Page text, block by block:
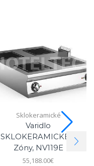
Sklokeramické
Varidlo
SKLOKERAMICKÉ/4
Zóny, NV119E
55,188.00€